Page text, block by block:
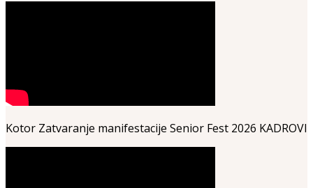
Kotor Zatvaranje manifestacije Senior Fest 2026 KADROVI